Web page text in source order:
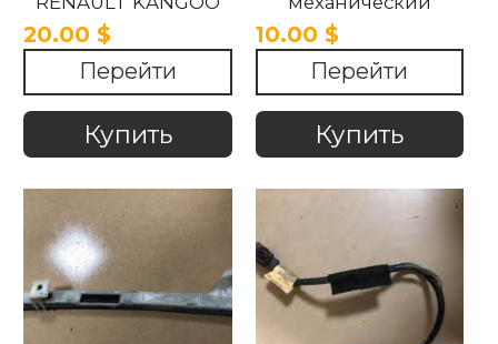
1997-2012
20.00 $
Перейти
Купить
7700303552
RENAULT KANGOO
1997-2012
10.00 $
Перейти
Купить